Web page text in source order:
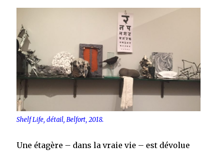
Shelf Life, détail, Belfort, 2018.
Une étagère – dans la vraie vie – est dévolue